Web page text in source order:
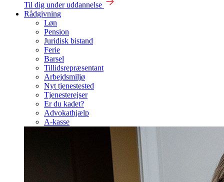
Til dig under uddannelse
Rådgivning
Løn
Pension
Juridisk bistand
Ferie
Barsel
Tillidsrepræsentant
Arbejdsmiljø
Nyt tjenestested
Tjenesterejser
Er du kadet?
Advokathjælp
A-kasse